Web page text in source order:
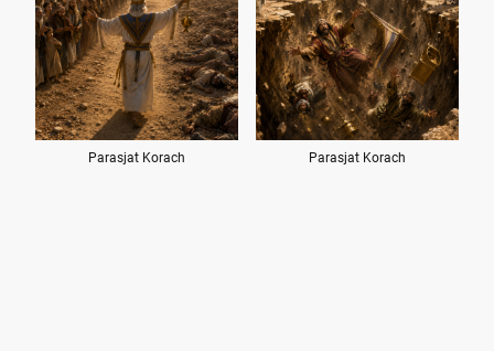
Parasjat Korach Parasjat Korach